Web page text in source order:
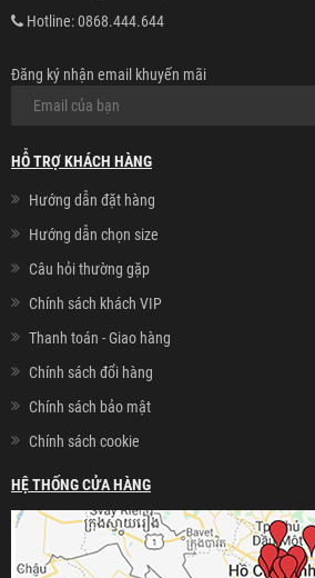
Hotline:0868.444.644
Đăng ký nhận email khuyến mãi
HỖ TRỢ KHÁCH HÀNG
Hướng dẫn đặt hàng
Hướng dẫn chọn size
Câu hỏi thường gặp
Chính sách khách VIP
Thanh toán - Giao hàng
Chính sách đổi hàng
Chính sách bảo mật
Chính sách cookie
HỆ THỐNG CỬA HÀNG